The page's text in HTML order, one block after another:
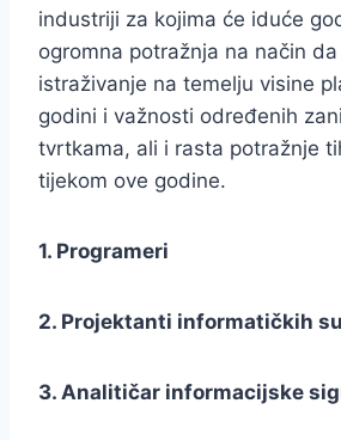
industriji za kojima će iduće
ogromna potražnja na način
istraživanje na temelju visine
godini i važnosti određenih
tvrtkama, ali i rasta potražnje
tijekom ove godine.
1. Programeri
2. Projektanti informatičkih
3. Analitičar informacijske